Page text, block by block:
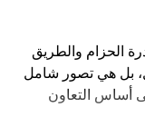
الحزام والطريق
بل هي تصور شامل
أساس التعاون